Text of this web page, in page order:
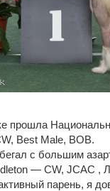
прошла
Best Male, BOB.
с большим
— CW, JCAC ,
парень, я